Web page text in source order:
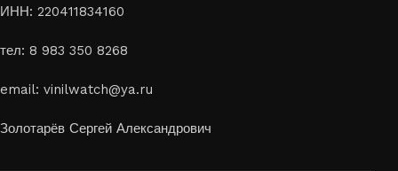
Лазерная гравировка на стекле или дереве, оригинальный
или украсить свой дом
украсить пространство, лазерная гравировка фото по дереву
ИНН: 220411834160
тел: 8 983 350 8268
email: vinilwatch@ya.ru
Золотарёв Сергей Александрович